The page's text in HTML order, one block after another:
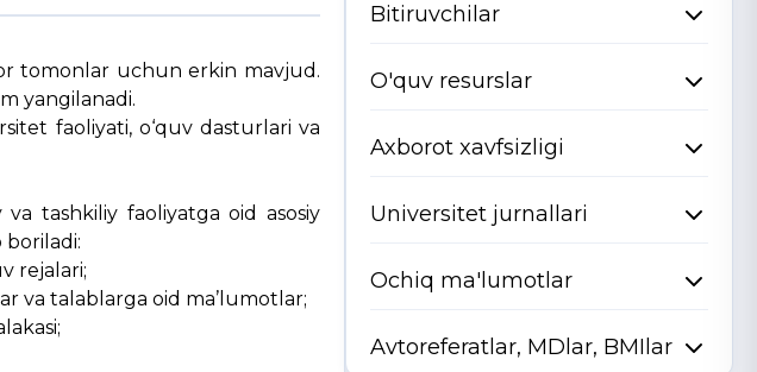
tomonlar uchun erkin mavjud.
yangilanadi.
faoliyati, o‘quv dasturlari va
tashkiliy faoliyatga oid asosiy
rejalari;
va talablarga oid ma’lumotlar;
Bitiruvchilar
O'quv resurslar
Axborot xavfsizligi
Universitet jurnallari
Ochiq ma'lumotlar
Avtoreferatlar, MDlar, BMIlar